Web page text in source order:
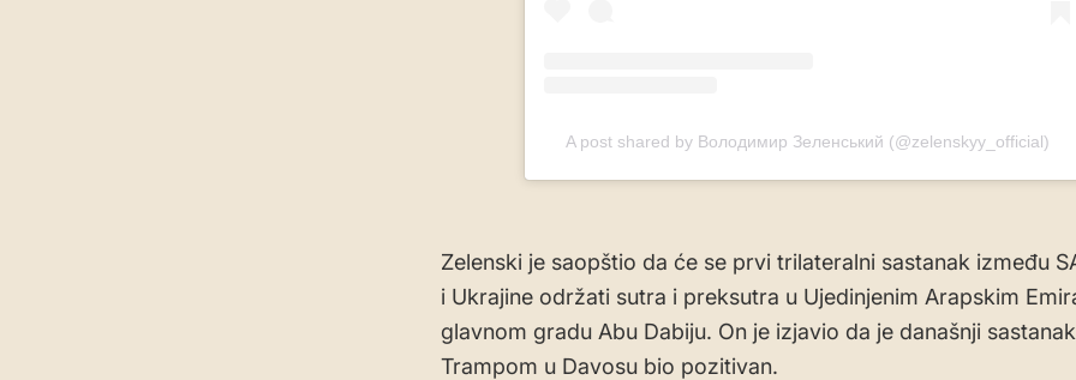
A post shared by Володимир Зеленський (@zelenskyy_official)
Zelenski je saopštio da će se prvi trilateralni sastanak između
i Ukrajine održati sutra i preksutra u Ujedinjenim Arapskim
glavnom gradu Abu Dabiju. On je izjavio da je današnji
Trampom u Davosu bio pozitivan.